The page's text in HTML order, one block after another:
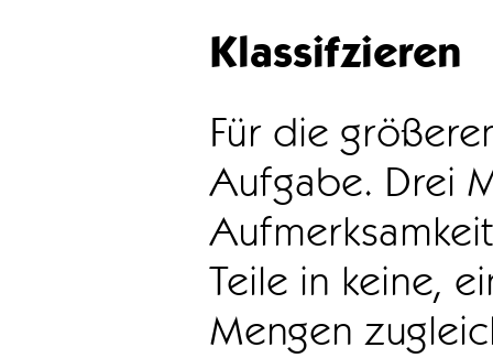
Klassifzieren
Für die
Aufgabe. Drei
Teile in keine,
Mengen